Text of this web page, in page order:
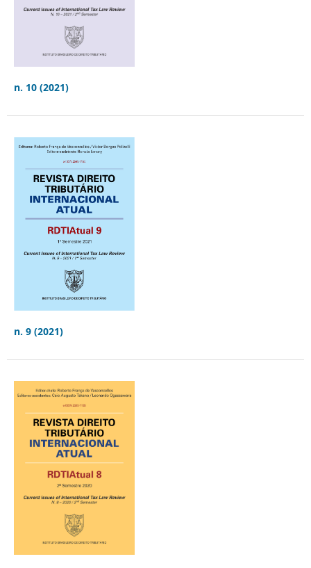
n. 10 (2021)
n. 9 (2021)